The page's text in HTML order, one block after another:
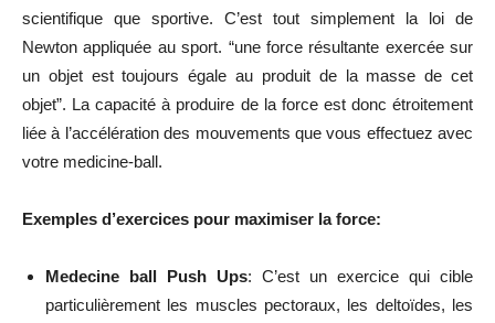
scientifique que sportive. C’est tout simplement la loi de
Newton appliquée au sport. “une force résultante exercée sur
un objet est toujours égale au produit de la masse de cet
objet”. La capacité à produire de la force est donc étroitement
liée à l’accélération des mouvements que vous effectuez avec
votre medicine-ball.
Exemples d’exercices pour maximiser la force:
Medecine ball Push Ups: C’est un exercice qui cible
particulièrement les muscles pectoraux, les deltoïdes, les